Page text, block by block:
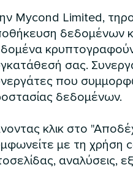
των ακροδεκτών
Mycond Limited,
δεδομένων
σας.
που
δεδομένων.
κλικ στο
με τη χρήση
αναλύσεις,